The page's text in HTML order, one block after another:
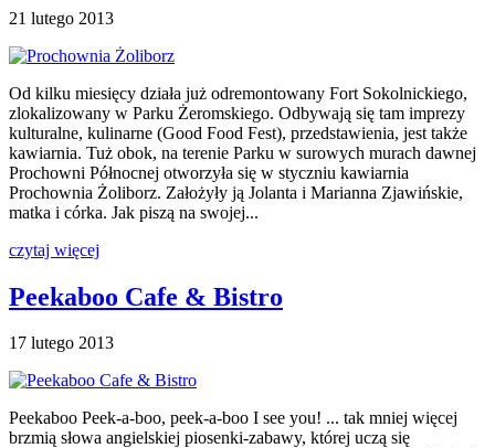
21 lutego 2013
Od kilku miesięcy działa już odremontowany Fort Sokolnickiego,
zlokalizowany w Parku Żeromskiego. Odbywają się tam imprezy
kulturalne, kulinarne (Good Food Fest), przedstawienia, jest także
kawiarnia. Tuż obok, na terenie Parku w surowych murach dawnej
Prochowni Północnej otworzyła się w styczniu kawiarnia
Prochownia Żoliborz. Założyły ją Jolanta i Marianna Zjawińskie,
matka i córka. Jak piszą na swojej...
czytaj więcej
Peekaboo Cafe & Bistro
17 lutego 2013
Peekaboo Peek-a-boo, peek-a-boo I see you! ... tak mniej więcej
brzmią słowa angielskiej piosenki-zabawy, której uczą się